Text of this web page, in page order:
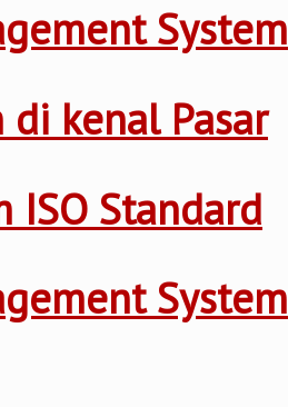
System
kenal Pasar
ISO Standard
System